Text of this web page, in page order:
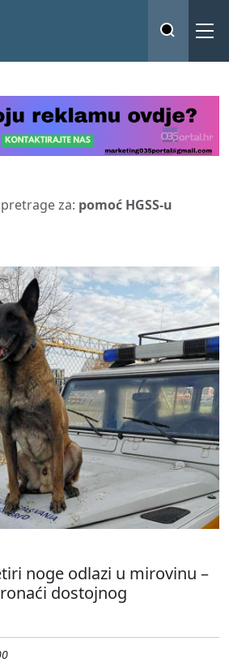
za: pomoć HGSS-u
noge odlazi u mirovinu –
dostojnog